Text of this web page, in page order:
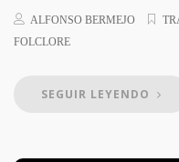
ALFONSO BERMEJO
FOLCLORE
SEGUIR LEYENDO